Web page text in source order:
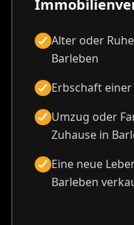
Alter oder
Barleben
Erbschaft
Umzug oder
Zuhause in
Eine neue
Barleben